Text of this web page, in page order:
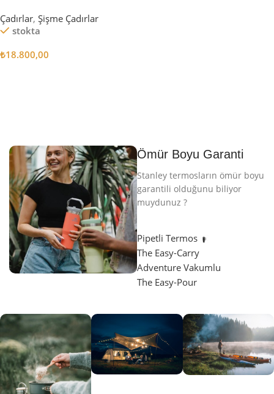
Çadırlar, Şişme Çadırlar
stokta
₺18.800,00
Ömür Boyu Garanti
Stanley termosların ömür boyu
garantili olduğunu biliyor
muydunuz ?
Pipetli Termos
The Easy-Carry
Adventure Vakumlu
The Easy-Pour